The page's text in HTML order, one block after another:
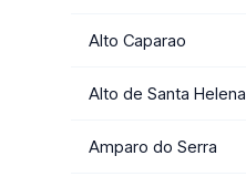
Alto Caparao
Alto de Santa Helena
Amparo do Serra